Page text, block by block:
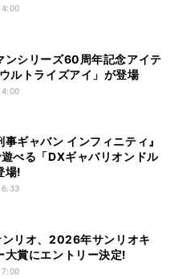
ンシリーズ60周年記念アイテ
ルトライズアイ」が登場
事ギャバン インフィニティ』
べる「DXギャバリオンドル
場!
リオ、2026年サンリオキ
⼤賞にエントリー決定!